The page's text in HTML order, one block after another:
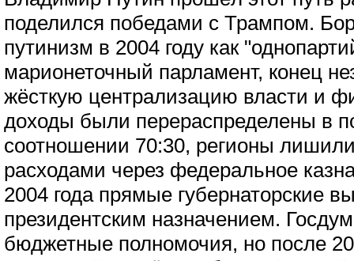
поделился победами с Трампом.
путинизм в 2004 году как
марионеточный парламент, конец
жёсткую централизацию власти и
доходы были перераспределены в
соотношении 70:30, регионы
расходами через федеральное
2004 года прямые губернаторские
президентским назначением.
бюджетные полномочия, но после